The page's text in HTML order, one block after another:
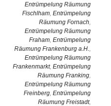
Entrümpelung Räumung
Fischlham, Entrümpelung
Räumung Fornach,
Entrümpelung Räumung
Fraham, Entrümpelung
Räumung Frankenburg a.H.,
Entrümpelung Räumung
Frankenmarkt, Entrümpelung
Räumung Franking,
Entrümpelung Räumung
Freinberg, Entrümpelung
Räumung Freistadt,